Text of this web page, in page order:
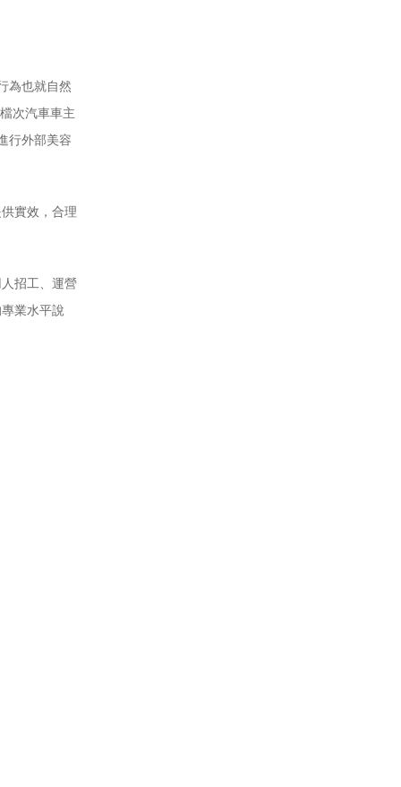
為也就自然
次汽車車主
行外部美容
實效，合理
招工、運營
業水平說